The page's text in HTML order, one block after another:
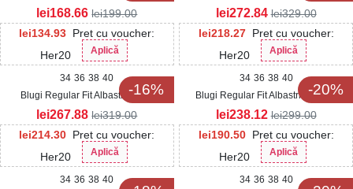
lei134.93 Pret cu voucher:
Her20
Aplică
lei168.66 lei199.00
lei218.27 Pret cu voucher:
Her20
Aplică
lei272.84 lei329.00
-16%
34 36 38 40
Blugi Regular Fit Albastri Aryna
lei214.30 Pret cu voucher:
Her20
Aplică
lei267.88 lei319.00
-20%
34 36 38 40
Blugi Regular Fit Albastri Bronley
lei190.50 Pret cu voucher:
Her20
Aplică
lei238.12 lei299.00
34 36 38 40
34 36 38 40